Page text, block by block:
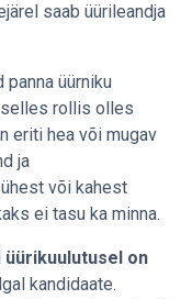
saab üürileandja
üürniku
selles rollis olles
eriti hea või mugav
ja
või kahest
ei tasu ka minna.
üürikuulutusel on
kandidaate.